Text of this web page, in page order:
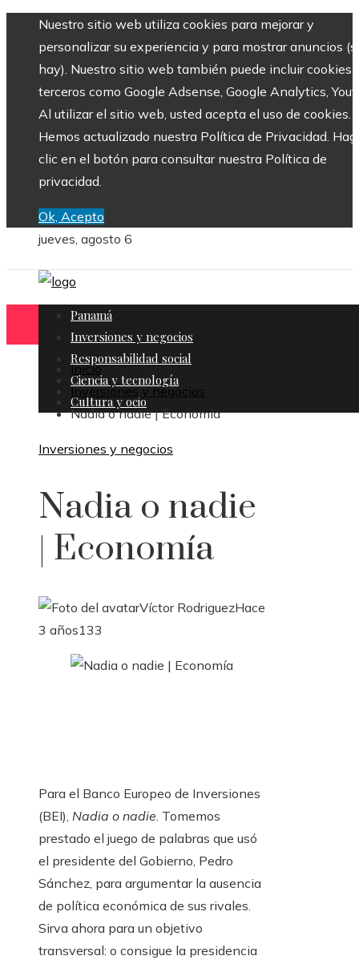
Nuestro sitio web utiliza cookies para mejorar y
personalizar su experiencia y para mostrar anuncios
hay). Nuestro sitio web también puede incluir cookies
terceros como Google Adsense, Google Analytics,
Al utilizar el sitio web, usted acepta el uso de cookies.
Hemos actualizado nuestra Política de Privacidad.
clic en el botón para consultar nuestra Política de
privacidad.
Ok, Acepto
jueves, agosto 6
Panamá
Inversiones y negocios
Responsabilidad social
Ciencia y tecnología
Cultura y ocio
Inicio
Inversiones y negocios
Nadia o nadie | Economía
Inversiones y negocios
Nadia o nadie
| Economía
Víctor RodriguezHace
3 años133
Para el Banco Europeo de Inversiones
(BEI), Nadia o nadie. Tomemos
prestado el juego de palabras que usó
el presidente del Gobierno, Pedro
Sánchez, para argumentar la ausencia
de política económica de sus rivales.
Sirva ahora para un objetivo
transversal: o consigue la presidencia